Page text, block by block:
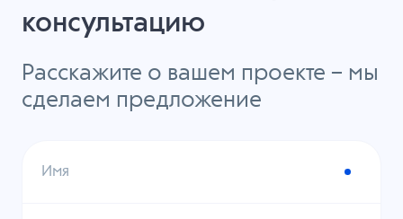
консультацию
Расскажите о вашем проекте – мы
сделаем предложение
Имя